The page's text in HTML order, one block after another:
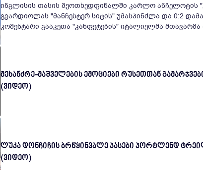
ინგლისის თასის მეოთხედფინალში კარლო ანჩელოტის
გვარდიოლას "მანჩესტერ სიტის" უმასპინძლა და 0:2 დამარცხდა.
კომენტარი გააკეთა "კანფეტების" იტალიელმა
მეხანძრე-მაშველების ემოციები რუსეთთან
(ვიდეო)
ლუკა დონჩიჩის ბრწყინვალე პასები პორტლენდ
(ვიდეო)